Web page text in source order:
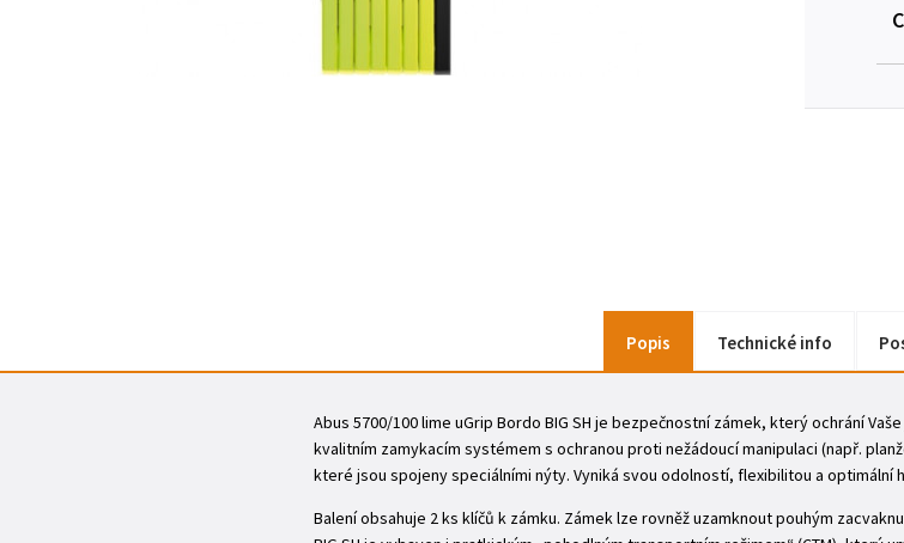
Popis Technické info
Abus 5700/100 lime uGrip Bordo BIG SH je bezpečnostní zámek, který ochrání
kvalitním zamykacím systémem s ochranou proti nežádoucí manipulaci (např.
které jsou spojeny speciálními nýty. Vyniká svou odolností, flexibilitou a optimální
Balení obsahuje 2 ks klíčů k zámku. Zámek lze rovněž uzamknout pouhým